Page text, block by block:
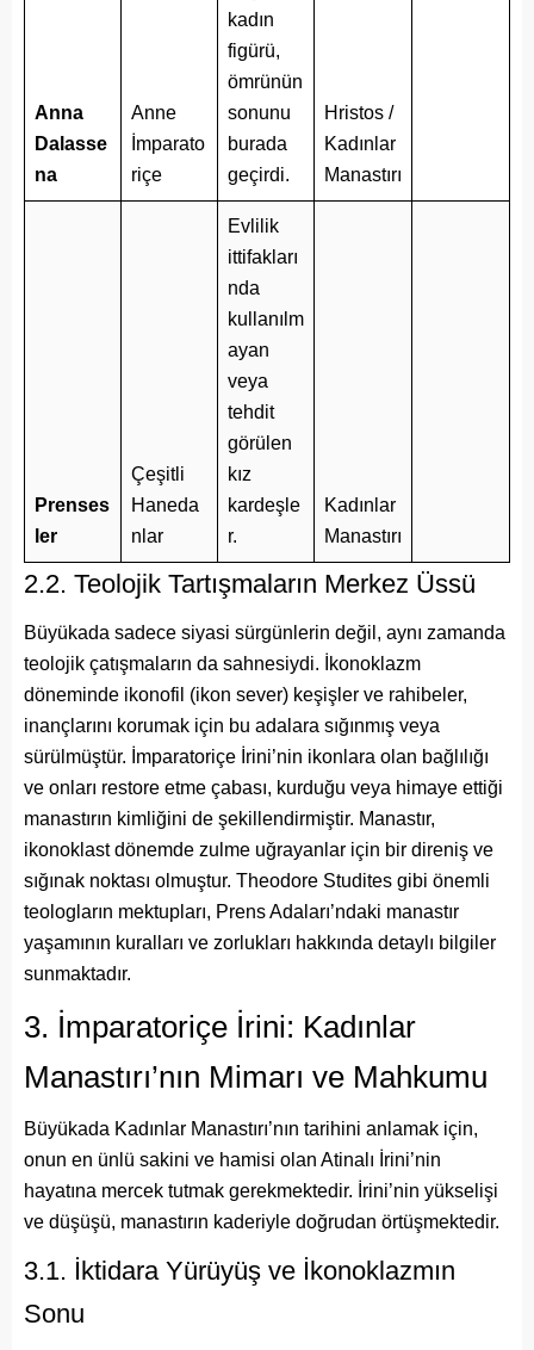
Anna
Dalasse
na
Anne
İmparato
riçe
kadın
figürü,
ömrünün
sonunu
burada
geçirdi.
Hristos /
Kadınlar
Manastırı
Prenses
ler
Çeşitli
Haneda
nlar
Evlilik
ittifakları
nda
kullanılm
ayan
veya
tehdit
görülen
kız
kardeşle
r.
Kadınlar
Manastırı
2.2. Teolojik Tartışmaların Merkez Üssü
Büyükada sadece siyasi sürgünlerin değil, aynı zamanda
teolojik çatışmaların da sahnesiydi. İkonoklazm
döneminde ikonofil (ikon sever) keşişler ve rahibeler,
inançlarını korumak için bu adalara sığınmış veya
sürülmüştür. İmparatoriçe İrini’nin ikonlara olan bağlılığı
ve onları restore etme çabası, kurduğu veya himaye ettiği
manastırın kimliğini de şekillendirmiştir. Manastır,
ikonoklast dönemde zulme uğrayanlar için bir direniş ve
sığınak noktası olmuştur. Theodore Studites gibi önemli
teologların mektupları, Prens Adaları’ndaki manastır
yaşamının kuralları ve zorlukları hakkında detaylı bilgiler
sunmaktadır.
3. İmparatoriçe İrini: Kadınlar
Manastırı’nın Mimarı ve Mahkumu
Büyükada Kadınlar Manastırı’nın tarihini anlamak için,
onun en ünlü sakini ve hamisi olan Atinalı İrini’nin
hayatına mercek tutmak gerekmektedir. İrini’nin yükselişi
ve düşüşü, manastırın kaderiyle doğrudan örtüşmektedir.
3.1. İktidara Yürüyüş ve İkonoklazmın
Sonu